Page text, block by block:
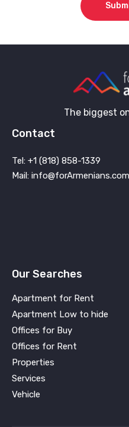
The biggest
Contact
Tel: +1 (818) 858-1339
Mail: info@forArmenians.com
Our Searches
Apartment for Rent
Apartment Low to hide
Offices for Buy
Offices for Rent
Properties
Services
Vehicle